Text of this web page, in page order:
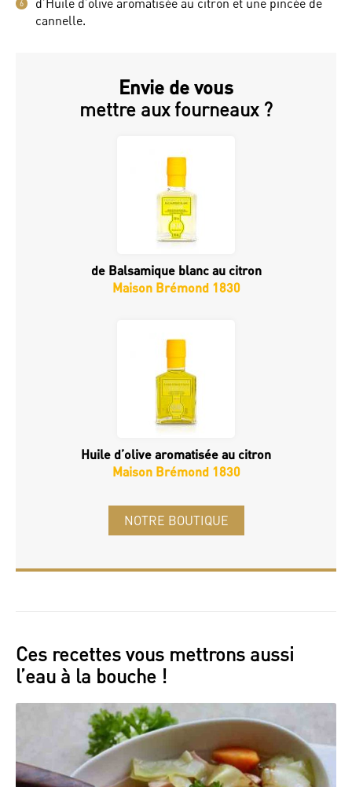
6
d’Huile d’olive aromatisée au citron et une pincée de
cannelle.
Envie de vous
mettre aux fourneaux ?
de Balsamique blanc au citron
Maison Brémond 1830
Huile d’olive aromatisée au citron
Maison Brémond 1830
NOTRE BOUTIQUE
Ces recettes vous mettrons aussi
l’eau à la bouche !